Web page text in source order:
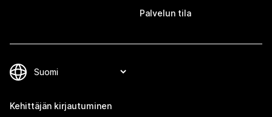
Palvelun tila
Kehittäjän kirjautuminen